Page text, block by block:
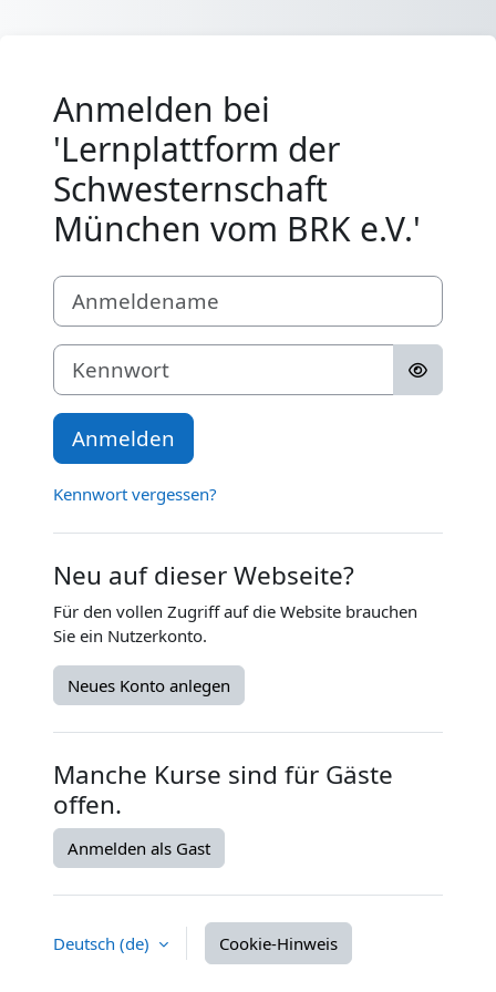
Anmelden bei
'Lernplattform der
Schwesternschaft
München vom BRK e.V.'
Anmeldename
Kennwort
Anmelden
Kennwort vergessen?
Neu auf dieser Webseite?
Für den vollen Zugriff auf die Website brauchen
Sie ein Nutzerkonto.
Neues Konto anlegen
Manche Kurse sind für Gäste
offen.
Anmelden als Gast
Deutsch ‎(de)‎ Cookie-Hinweis